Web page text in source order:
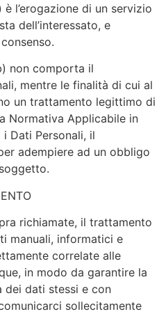
l’erogazione di un servizio
dell’interessato, e
non comporta il
mentre le finalità di cui al
un trattamento legittimo di
Normativa Applicabile in
Dati Personali, il
adempiere ad un obbligo
richiamate, il trattamento
manuali, informatici e
correlate alle
in modo da garantire la
dei dati stessi e con
sollecitamente